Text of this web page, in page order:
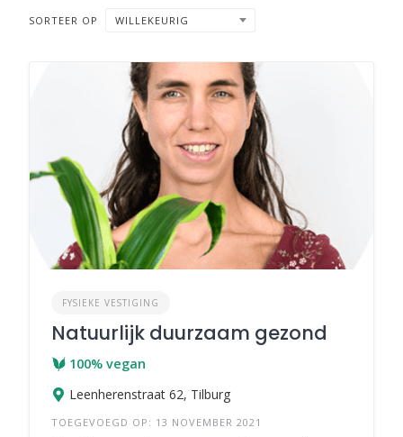
SORTEER OP WILLEKEURIG
FYSIEKE VESTIGING
Natuurlijk duurzaam gezond
100% vegan
Leenherenstraat 62, Tilburg
TOEGEVOEGD OP: 13 NOVEMBER 2021